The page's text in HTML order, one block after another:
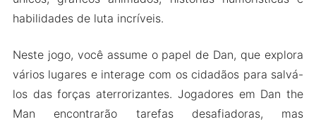
Perguntas Frequentes Sobre Dan the Man
2024
habilidades de luta incríveis.
Neste jogo, você assume o papel de Dan, que explora
vários lugares e interage com os cidadãos para salvá-
los das forças aterrorizantes. Jogadores em Dan the
Man encontrarão tarefas desafiadoras, mas